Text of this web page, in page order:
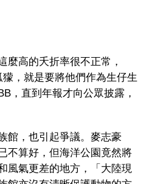
麼高的夭折率很不正常，
獴，就是要將他們作為生仔生
，直到年報才向公眾披露，
館，也引起爭議。麥志豪
不算好，但海洋公園竟然將
風氣更差的地方，「大陸現